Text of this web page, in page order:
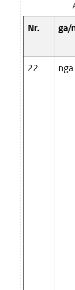
Nr. ga/
22 nga